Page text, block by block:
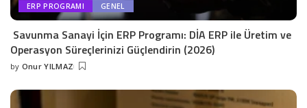
ERP PROGRAMI GENEL
Savunma Sanayi İçin ERP Programı: DİA ERP ile Üretim ve
Operasyon Süreçlerinizi Güçlendirin (2026)
by Onur YILMAZ